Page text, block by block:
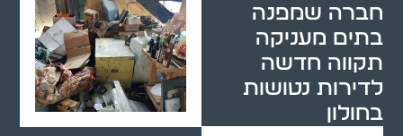
חברה שמפנה
בתים מעניקה
תקווה חדשה
לדירות נטושות
בחולון